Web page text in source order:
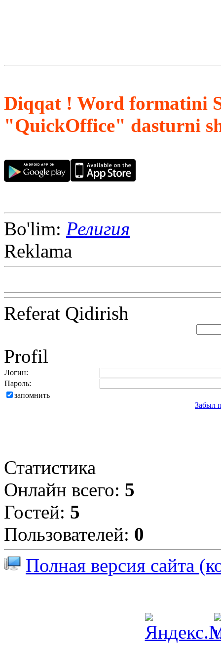
Diqqat ! Word formatini
"QuickOffice" dasturni
Bo'lim: Религия
Reklama
Referat Qidirish
Profil
Логин:
Пароль:
запомнить
Забыл
Статистика
Онлайн всего: 5
Гостей: 5
Пользователей: 0
Полная версия сайта